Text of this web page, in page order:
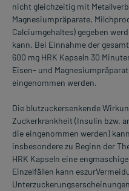
nicht gleichzeitig mit
Magnesiumpräparate,
Calciumgehaltes) gegeben
kann. Bei Einnahme der
600 mg HRK Kapseln 30
Eisen- und
eingenommen werden.
Die blutzuckersenkende
Zuckerkrankheit (Insulin bzw.
die eingenommen werden)
insbesondere zu Beginn der
HRK Kapseln eine
Einzelfällen kann